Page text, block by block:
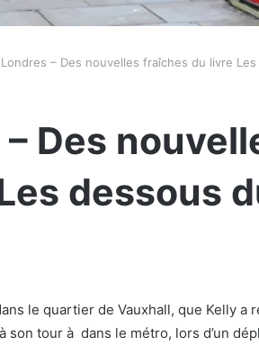
Londres – Des nouvelles fraîches du livre
Des
dessous
le quartier de Vauxhall, que Kelly
son tour à dans le métro, lors d’un